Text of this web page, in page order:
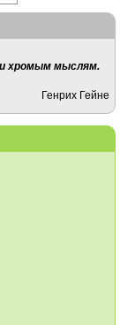
хромым мыслям.
Генрих Гейне